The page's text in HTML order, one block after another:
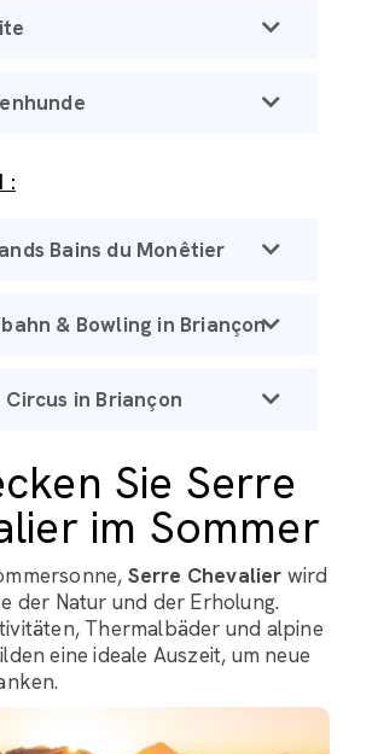
:
Bains du Monêtier
& Bowling in Briançon
Circus in Briançon
Sie Serre
im Sommer
Serre Chevalier wird
der Natur und der Erholung.
Thermalbäder und alpine
eine ideale Auszeit, um neue